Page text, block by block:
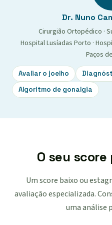
Dr. Nuno
Cirurgião Ortopédico ·
Hospital Lusíadas Porto ·
Paços
Avaliar o joelho
Algoritmo de gonalgia
O seu
Um score baixo ou
avaliação especializada.
uma análise